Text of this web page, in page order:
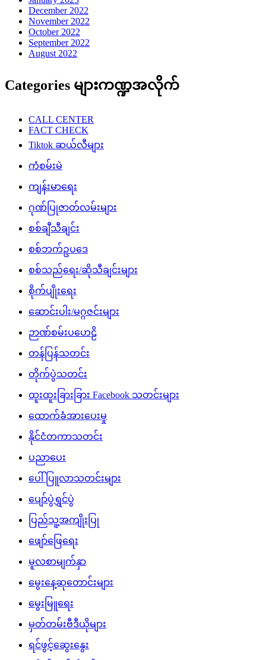
Categories များကဏ္ဍအလိုက်
CALL CENTER
Tiktok ဆယ်လီများ
ကျန်းမာရေး
ဂုဏ်ပြုဇာတ်လမ်းများ
စစ်ချီသီချင်း
စစ်ဘက်ဥပဒေ
စစ်သည်ရေး/ဆိုသီချင်းများ
စိုက်ပျိုးရေး
ဆောင်းပါး/မဂ္ဂဇင်းများ
ဉာဏ်စမ်းပဟေဠိ
တန်ပြန်သတင်း
တိုက်ပွဲသတင်း
ထူးထူးခြားခြား Facebook သတင်းများ
ထောက်ခံအားပေးမှု
နိုင်ငံတကာသတင်း
ပညာပေး
ပေါ်ပြူလာသတင်းများ
ပျော်ပွဲရွှင်ပွဲ
ပြည်သူ့အကျိုးပြု
ဖျော်ဖြေရေး
မူလစာမျက်နှာ
မွေးနေ့ဆုတောင်းများ
မွေးမြူရေး
မှတ်တမ်းဗီဒီယိုများ
ရင်ဖွင့်ဆွေးနွေး
ရဲစိတ်ရဲမန်သီချင်းများ
လက်မှုပညာ
လစာနှင့်စရိတ်နှုန်းထား